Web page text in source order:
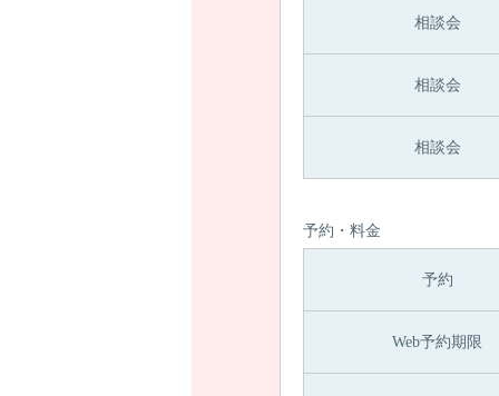
相談会
相談会
相談会
予約・料金
予約
Web予約期限